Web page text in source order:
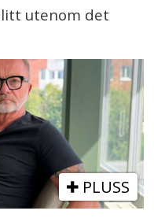
utenom det
PLUSS